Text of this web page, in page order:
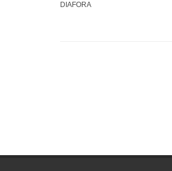
DIAFORA